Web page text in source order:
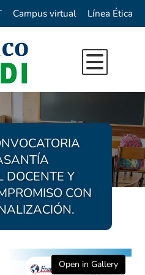
Campus virtual Línea Ética
Reseña Histórica
Quienes Somos
Estrategico
Directorio
Oferta Académica
Programas de Pregrado
Programas de Extension
Formacion para el trabajo
Ambiental Universitario
Centro de Idiomas COREDI
Investigación
Vida Institucional
Bienestar y Pastoral
Egresados
Repositorio Digital
Sello Institucional
Innovación
Emprendimiento
DOCENTE Y
CON
Open in Gallery